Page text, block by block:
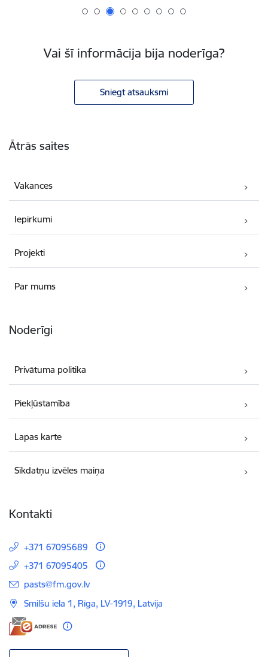
Vai šī informācija bija noderīga?
Sniegt atsauksmi
Ātrās saites
Vakances
Iepirkumi
Projekti
Par mums
Noderīgi
Privātuma politika
Piekļūstamība
Lapas karte
Sīkdatņu izvēles maiņa
Kontakti
+371 67095689
+371 67095405
E-pasts:
pasts@fm.gov.lv
Smilšu iela 1, Rīga, LV-1919, Latvija